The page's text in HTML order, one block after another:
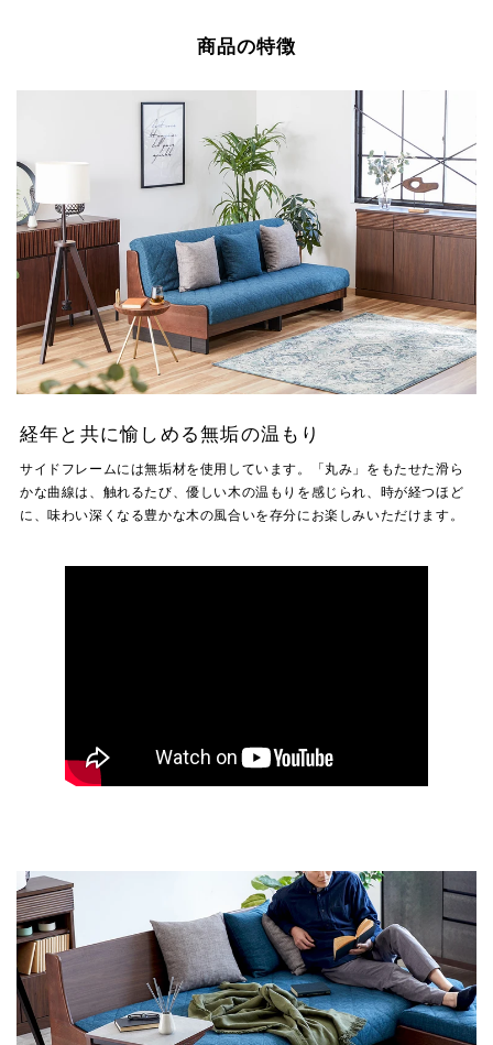
商品の特徴
経年と共に愉しめる無垢の温もり
サイドフレームには無垢材を使用しています。「丸み」をもたせた滑ら
かな曲線は、触れるたび、優しい木の温もりを感じられ、時が経つほど
に、味わい深くなる豊かな木の風合いを存分にお楽しみいただけます。